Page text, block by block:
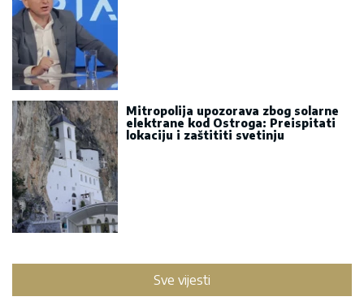
Mitropolija upozorava zbog solarne
elektrane kod Ostroga: Preispitati
lokaciju i zaštititi svetinju
Sve vijesti